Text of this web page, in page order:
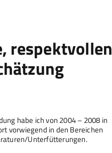
respektvollen
habe ich von 2004 – 2008 in
vorwiegend in den Bereichen
Unterfütterungen.